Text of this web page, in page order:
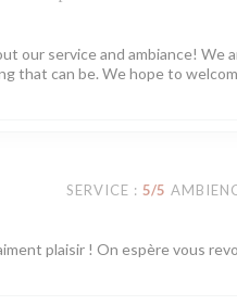
our service and ambiance!
that can be. We hope to
SERVICE : 5/5
plaisir ! On espère vous